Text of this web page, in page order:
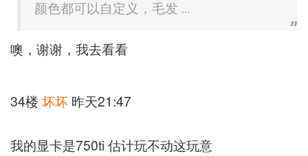
颜色都可以自定义，毛发 ...
噢，谢谢，我去看看
34楼 坏坏 昨天21:47
我的显卡是750ti 估计玩不动这玩意